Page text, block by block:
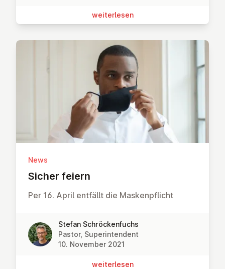
wei­ter­le­sen
News
Sicher feiern
Per 16. April entfällt die Maskenpflicht
Stefan Schröckenfuchs
Pastor, Superintendent
10. November 2021
wei­ter­le­sen